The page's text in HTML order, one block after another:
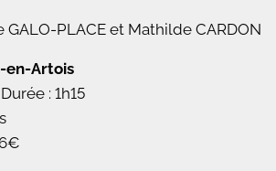
GALO-PLACE et Mathilde CARDON
en-Artois
: 1h15